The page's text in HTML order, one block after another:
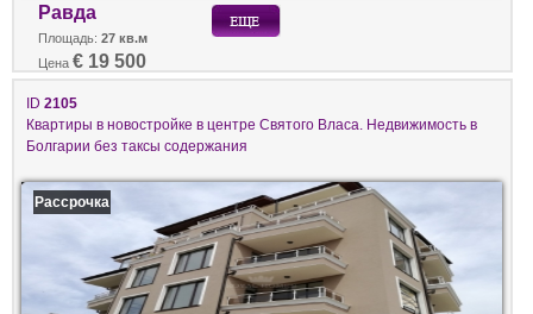
Равда
Площадь: 27 кв.м
Цена € 19 500
ID 2105
Квартиры в новостройке в центре Святого Власа. Недвижимость в
Болгарии без таксы содержания
Рассрочка